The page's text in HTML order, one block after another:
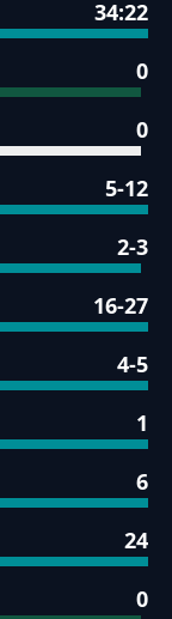
34:22
0
0
5-12
2-3
16-27
4-5
1
6
24
0